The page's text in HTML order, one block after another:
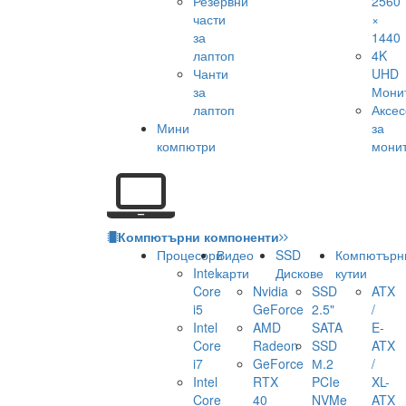
части
за
лаптоп
Чанти
за
лаптоп
Мини
компютри
×
1440
4K
UHD
за
Компютърни компоненти
Процесори
Intel
Core
i5
Intel
Core
i7
Intel
Core
Видео
карти
Nvidia
GeForce
AMD
Radeon
GeForce
RTX
40
SSD
Дискове
SSD
2.5"
SATA
SSD
М.2
PCIe
NVMe
кутии
ATX
/
E-
ATX
/
XL-
ATX